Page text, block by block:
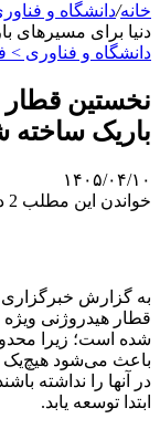
خانه/دانشگاه و
دنیا برای مسیرهای
دانشگاه و فناوری >
نخستین قطار
باریک ساخته
۱۴۰۵/۰۴/۱۰
خواندن این مطلب 2 دقیقه زمان میبرد
به گزارش خبرگزاری
شده است؛ زیرا
باعث می‌شود هیچ‌یک
در آنها را نداشته
ابتدا توسعه یابد.